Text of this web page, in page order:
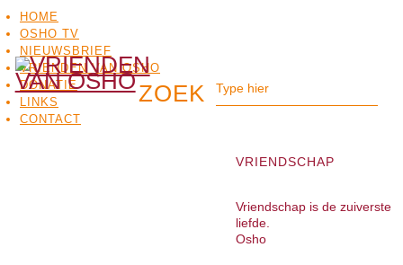
HOME
OSHO TV
NIEUWSBRIEF
VRIENDEN VAN OSHO
DONATIE
LINKS
CONTACT
VRIENDSCHAP
Vriendschap is de zuiverste
liefde.
Osho